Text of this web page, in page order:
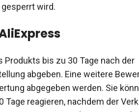
wird.
bis zu 30 Tage nach der
abgeben. Eine weitere
abgegeben werden. Sie
reagieren, nachdem der